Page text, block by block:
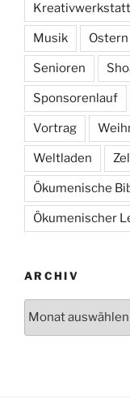
Kreativwerkstatt
Musik Ostern
Senioren
Sponsorenlauf
Vortrag
Weltladen
Ökumenische
Ökumenischer
ARCHIV